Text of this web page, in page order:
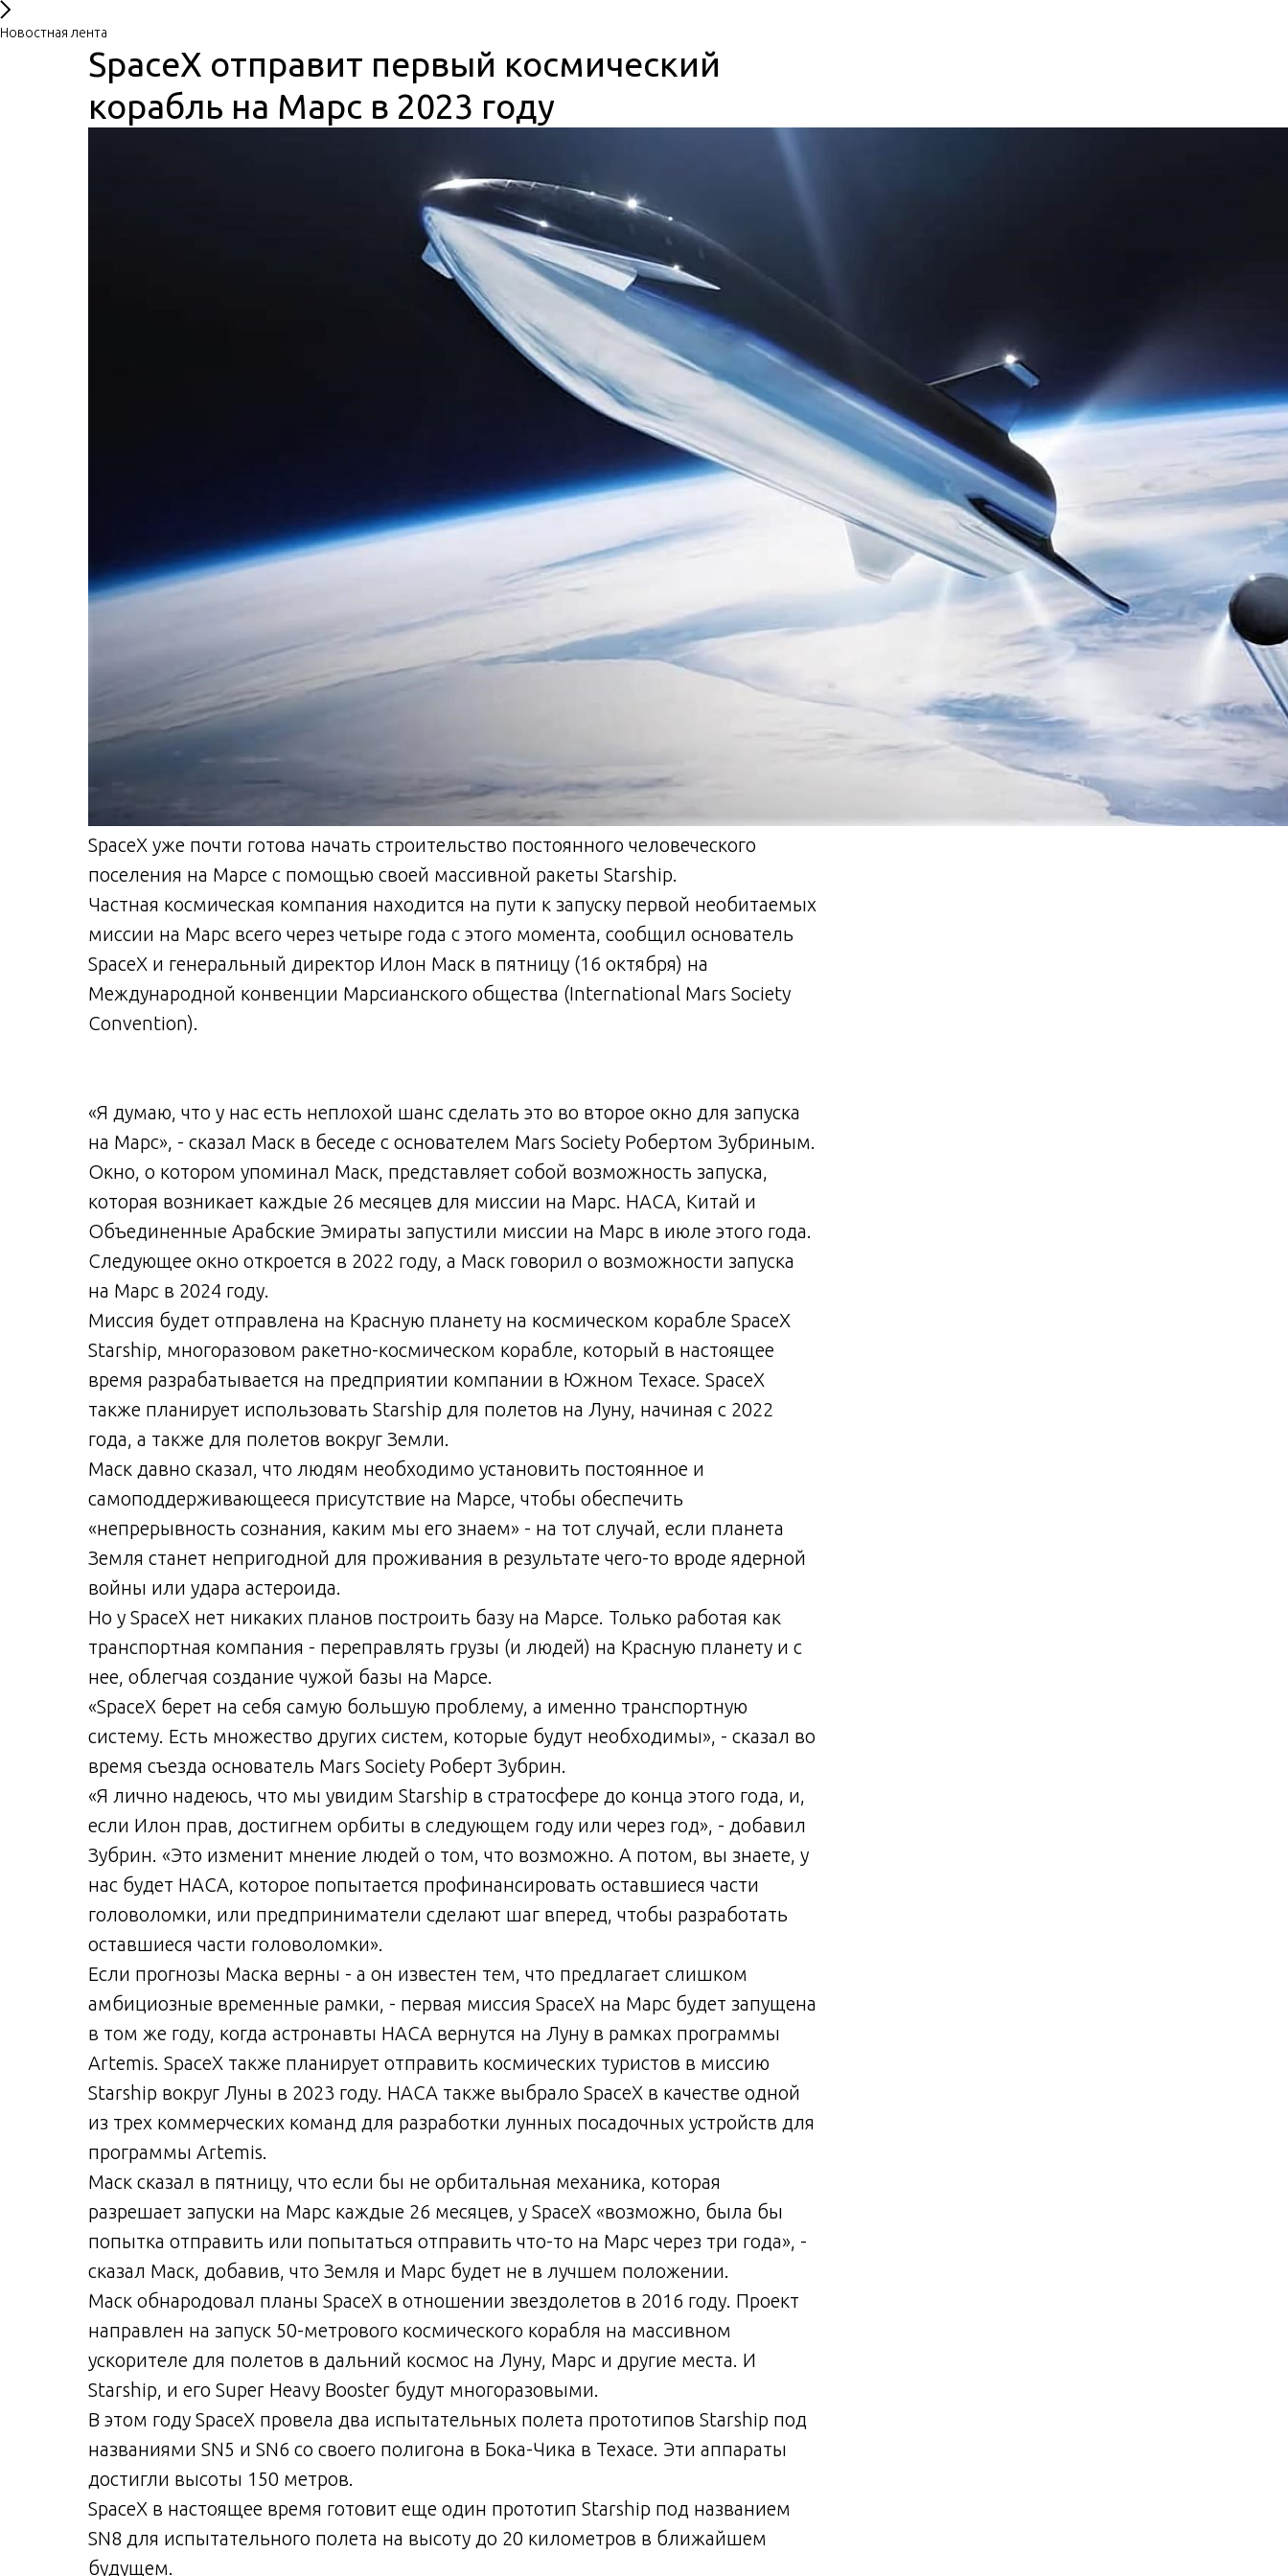
Новостная лента
SpaceX отправит первый космический
корабль на Марс в 2023 году
SpaceX уже почти готова начать строительство постоянного человеческого
поселения на Марсе с помощью своей массивной ракеты Starship.
Частная космическая компания находится на пути к запуску первой необитаемых
миссии на Марс всего через четыре года с этого момента, сообщил основатель
SpaceX и генеральный директор Илон Маск в пятницу (16 октября) на
Международной конвенции Марсианского общества (International Mars Society
Convention).
«Я думаю, что у нас есть неплохой шанс сделать это во второе окно для запуска
на Марс», - сказал Маск в беседе с основателем Mars Society Робертом Зубриным.
Окно, о котором упоминал Маск, представляет собой возможность запуска,
которая возникает каждые 26 месяцев для миссии на Марс. НАСА, Китай и
Объединенные Арабские Эмираты запустили миссии на Марс в июле этого года.
Следующее окно откроется в 2022 году, а Маск говорил о возможности запуска
на Марс в 2024 году.
Миссия будет отправлена на Красную планету на космическом корабле SpaceX
Starship, многоразовом ракетно-космическом корабле, который в настоящее
время разрабатывается на предприятии компании в Южном Техасе. SpaceX
также планирует использовать Starship для полетов на Луну, начиная с 2022
года, а также для полетов вокруг Земли.
Маск давно сказал, что людям необходимо установить постоянное и
самоподдерживающееся присутствие на Марсе, чтобы обеспечить
«непрерывность сознания, каким мы его знаем» - на тот случай, если планета
Земля станет непригодной для проживания в результате чего-то вроде ядерной
войны или удара астероида.
Но у SpaceX нет никаких планов построить базу на Марсе. Только работая как
транспортная компания - переправлять грузы (и людей) на Красную планету и с
нее, облегчая создание чужой базы на Марсе.
«SpaceX берет на себя самую большую проблему, а именно транспортную
систему. Есть множество других систем, которые будут необходимы», - сказал во
время съезда основатель Mars Society Роберт Зубрин.
«Я лично надеюсь, что мы увидим Starship в стратосфере до конца этого года, и,
если Илон прав, достигнем орбиты в следующем году или через год», - добавил
Зубрин. «Это изменит мнение людей о том, что возможно. А потом, вы знаете, у
нас будет НАСА, которое попытается профинансировать оставшиеся части
головоломки, или предприниматели сделают шаг вперед, чтобы разработать
оставшиеся части головоломки».
Если прогнозы Маска верны - а он известен тем, что предлагает слишком
амбициозные временные рамки, - первая миссия SpaceX на Марс будет запущена
в том же году, когда астронавты НАСА вернутся на Луну в рамках программы
Artemis. SpaceX также планирует отправить космических туристов в миссию
Starship вокруг Луны в 2023 году. НАСА также выбрало SpaceX в качестве одной
из трех коммерческих команд для разработки лунных посадочных устройств для
программы Artemis.
Маск сказал в пятницу, что если бы не орбитальная механика, которая
разрешает запуски на Марс каждые 26 месяцев, у SpaceX «возможно, была бы
попытка отправить или попытаться отправить что-то на Марс через три года», -
сказал Маск, добавив, что Земля и Марс будет не в лучшем положении.
Маск обнародовал планы SpaceX в отношении звездолетов в 2016 году. Проект
направлен на запуск 50-метрового космического корабля на массивном
ускорителе для полетов в дальний космос на Луну, Марс и другие места. И
Starship, и его Super Heavy Booster будут многоразовыми.
В этом году SpaceX провела два испытательных полета прототипов Starship под
названиями SN5 и SN6 со своего полигона в Бока-Чика в Техасе. Эти аппараты
достигли высоты 150 метров.
SpaceX в настоящее время готовит еще один прототип Starship под названием
SN8 для испытательного полета на высоту до 20 километров в ближайшем
будущем.